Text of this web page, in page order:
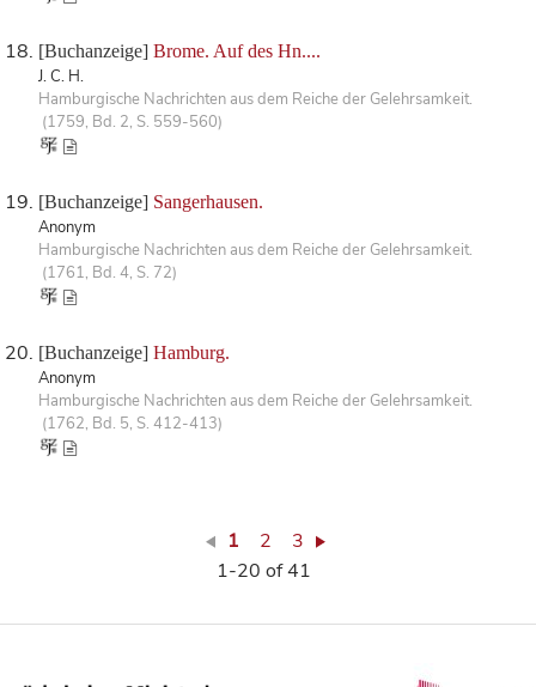
[Buchanzeige] Brome. Auf des Hn....
J. C. H.
Hamburgische Nachrichten aus dem Reiche der Gelehrsamkeit.
(1759, Bd. 2, S. 559-560)
[Buchanzeige] Sangerhausen.
Anonym
Hamburgische Nachrichten aus dem Reiche der Gelehrsamkeit.
(1761, Bd. 4, S. 72)
[Buchanzeige] Hamburg.
Anonym
Hamburgische Nachrichten aus dem Reiche der Gelehrsamkeit.
(1762, Bd. 5, S. 412-413)
1 2
3
1-20 of 41